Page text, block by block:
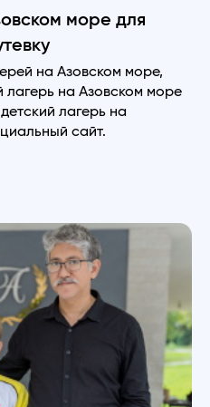
море для
на Азовском море,
лагерь на Азовском море
лагерь на
сайт.